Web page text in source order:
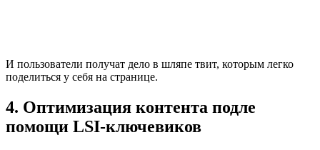
И пользователи получат дело в шляпе твит, которым легко
поделиться у себя на странице.
4. Оптимизация контента подле
помощи LSI-ключевиков